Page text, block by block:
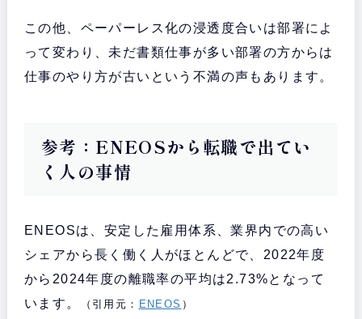
この他、ペーパーレス化の浸透度合いは部署によ
って変わり、未だ書類仕事が多い部署の方からは
仕事のやり方が古いという不満の声もあります。
参考：ENEOSから転職で出てい
く人の事情
ENEOSは、安定した雇用体系、業界内での高い
シェアから長く働く人がほとんどで、2022年度
から2024年度の離職率の平均は2.73%となって
います。
（引用元： ENEOS ）